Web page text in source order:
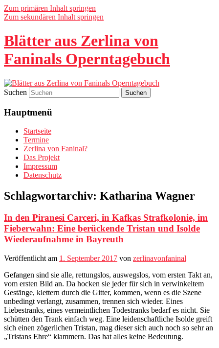
Zum primären Inhalt springen
Zum sekundären Inhalt springen
Blätter aus Zerlina von
Faninals Operntagebuch
Suchen
Hauptmenü
Startseite
Termine
Zerlina von Faninal?
Das Projekt
Impressum
Datenschutz
Schlagwortarchiv: Katharina Wagner
In den Piranesi Carceri, in Kafkas Strafkolonie, im
Fieberwahn: Eine berückende Tristan und Isolde
Wiederaufnahme in Bayreuth
Veröffentlicht am 1. September 2017 von zerlinavonfaninal
Gefangen sind sie alle, rettungslos, auswegslos, vom ersten Takt an,
vom ersten Bild an. Da hocken sie jeder für sich in verwinkeltem
Gestänge, klettern durch die Gitter, kommen, wenn es die Szene
unbedingt verlangt, zusammen, trennen sich wieder. Eines
Liebestranks, eines vermeintlichen Todestranks bedarf es nicht. Sie
schütten den Trank einfach weg. Eine leidenschaftliche Isolde greift
sich einen zögerlichen Tristan, mag dieser sich auch noch so sehr an
„Tristans Ehre“ klammern. Das hat alles keine Bedeutung.